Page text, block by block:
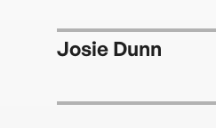
Josie Dunn